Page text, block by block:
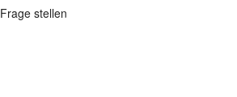
Frage stellen